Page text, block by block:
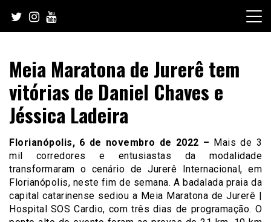
content
Meia Maratona de Jurerê tem
vitórias de Daniel Chaves e
Jéssica Ladeira
Florianópolis, 6 de novembro de 2022 – Mais de 3
mil corredores e entusiastas da modalidade
transformaram o cenário de Jurerê Internacional, em
Florianópolis, neste fim de semana. A badalada praia da
capital catarinense sediou a Meia Maratona de Jurerê |
Hospital SOS Cardio, com três dias de programação. O